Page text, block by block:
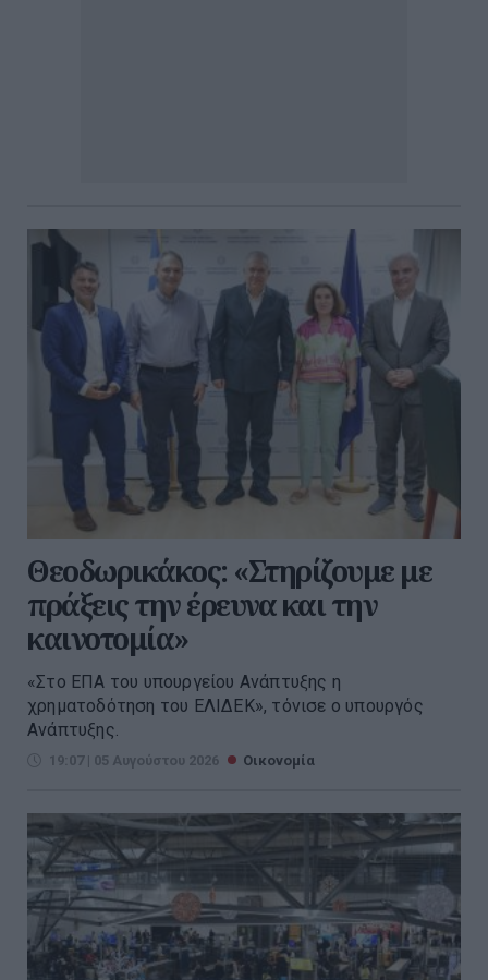
Θεοδωρικάκος: «Στηρίζουμε με
πράξεις την έρευνα και την
καινοτομία»
«Στο ΕΠΑ του υπουργείου Ανάπτυξης η
χρηματοδότηση του ΕΛΙΔΕΚ», τόνισε ο υπουργός
Ανάπτυξης.
19:07 | 05 Αυγούστου 2026 Οικονομία